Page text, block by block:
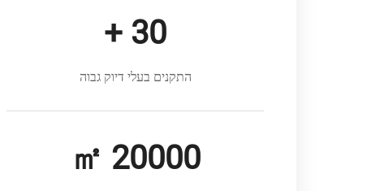
30
+
התקנים בעלי דיוק גבוה
20000